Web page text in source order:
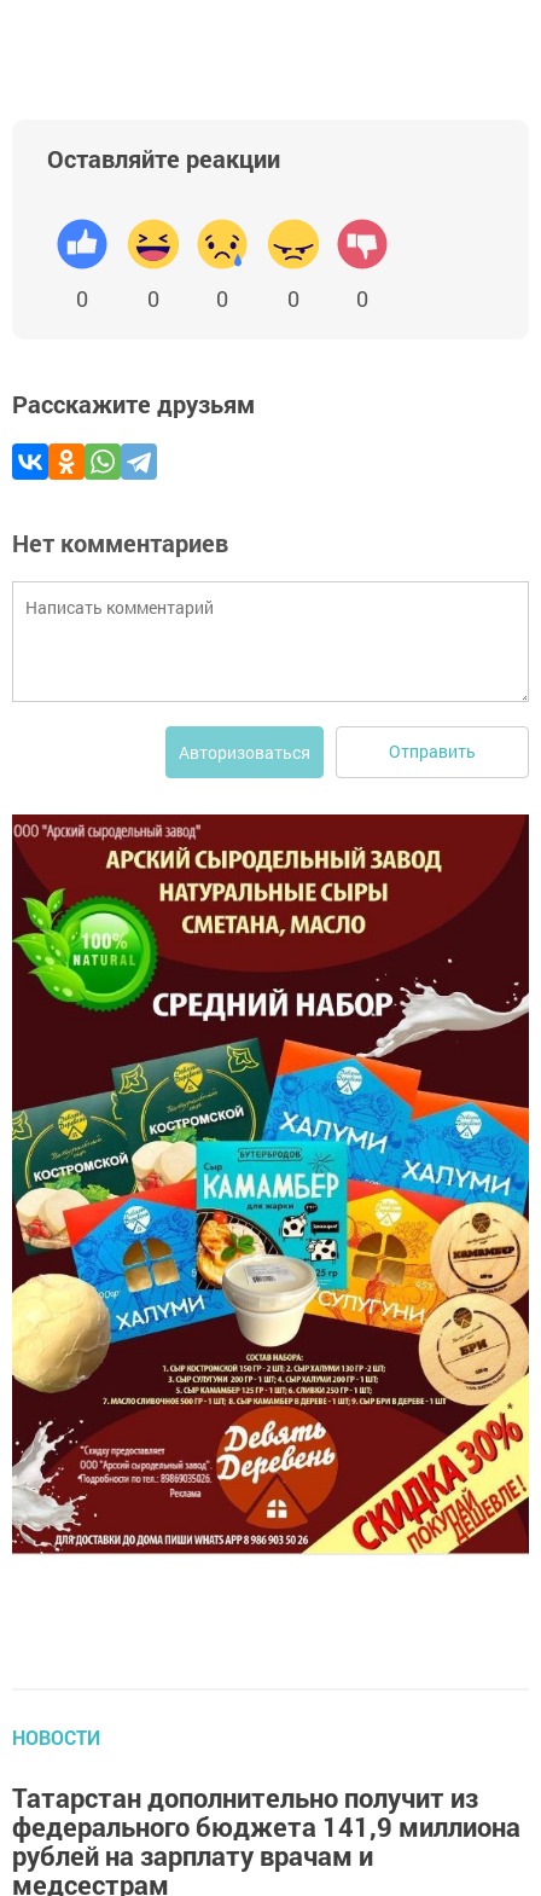
Оставляйте реакции
0 0 0 0 0
Расскажите друзьям
Нет комментариев
Авторизоваться Отправить
НОВОСТИ
Татарстан дополнительно получит из
федерального бюджета 141,9 миллиона
рублей на зарплату врачам и
медсестрам